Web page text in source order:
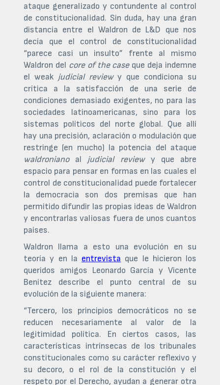
ataque generalizado y contundente al control
de constitucionalidad. Sin duda, hay una gran
distancia entre el Waldron de L&D que nos
decía que el control de constitucionalidad
“parece casi un insulto” frente al mismo
Waldron del core of the caseque deja indemne
el weakjudicial reviewy que condiciona su
crítica a la satisfacción de una serie de
condiciones demasiado exigentes, no para las
sociedades latinoamericanas, sino para los
sistemas políticos del norte global. Que allí
hay una precisión, aclaración o modulación que
restringe (en mucho) la potencia del ataque
waldronianoal judicial reviewy que abre
espacio para pensar en formas en las cuales el
control de constitucionalidad puede fortalecer
la democracia son dos premisas que han
permitido difundir las propias ideas de Waldron
y encontrarlas valiosas fuera de unos cuantos
países.
Waldron llama a esto una evolución en su
teoría y en la entrevista que le hicieron los
queridos amigos Leonardo García y Vicente
Benítez describe el punto central de su
evolución de la siguiente manera:
“Tercero, los principios democráticos no se
reducen necesariamente al valor de la
legitimidad política. En ciertos casos, las
características intrínsecas de los tribunales
constitucionales como su carácter reflexivo y
su decoro, o el rol de la constitución y el
respeto por el Derecho, ayudan a generar otra